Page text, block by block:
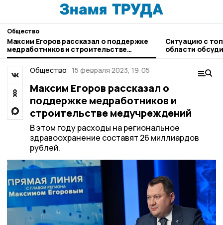
Общество
Максим Егоров рассказал о поддержке
медработников и строительстве
медучреждений
Ситуацию с
области
Общество 15 февраля 2023, 19:05
Максим Егоров рассказал о
поддержке медработников и
строительстве медучреждений
В этом году расходы на региональное
здравоохранение составят 26 миллиардов
рублей.